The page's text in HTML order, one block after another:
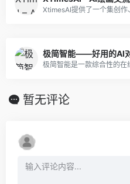
极简智能——好用的AI
暂无评论